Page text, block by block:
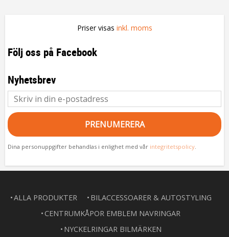
Priser visas inkl. moms
Följ oss på Facebook
Nyhetsbrev
PRENUMERERA
Dina personuppgifter behandlas i enlighet med vår integritetspolicy
ALLA PRODUKTER
BILACCESSOARER & AUTOSTYLING
CENTRUMKÅPOR EMBLEM NAVRINGAR
NYCKELRINGAR BILMÄRKEN